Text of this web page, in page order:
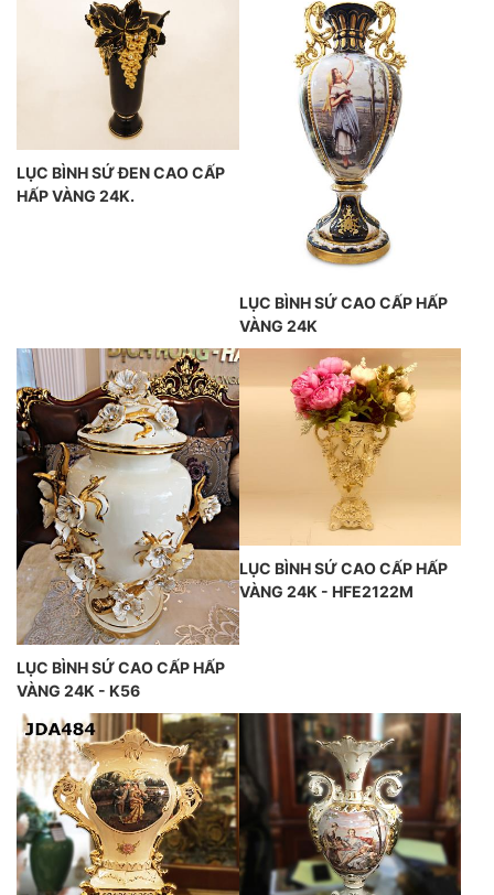
LỤC BÌNH SỨ ĐEN CAO CẤP
HẤP VÀNG 24K.
LỤC BÌNH SỨ CAO CẤP HẤP
VÀNG 24K
LỤC BÌNH SỨ CAO CẤP HẤP
VÀNG 24K - K56
LỤC BÌNH SỨ CAO CẤP HẤP
VÀNG 24K - HFE2122M